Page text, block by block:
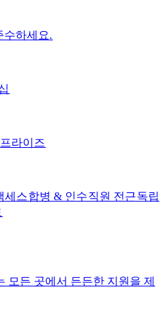
수하세요.​​
라이즈​​
세스​​합병 & 인수​​직원 전근​​독립
모든 곳에서 든든한 지원을 제